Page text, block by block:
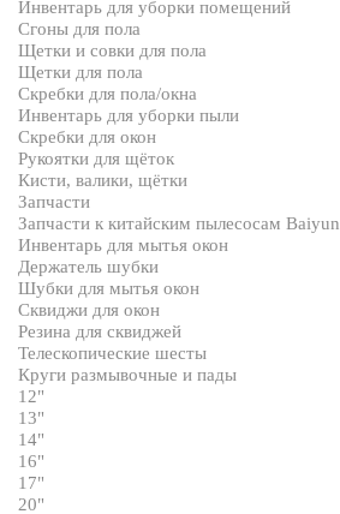
Инвентарь для уборки помещений
Сгоны для пола
Щетки и совки для пола
Щетки для пола
Скребки для пола/окна
Инвентарь для уборки пыли
Скребки для окон
Рукоятки для щёток
Кисти, валики, щётки
Запчасти
Запчасти к китайским пылесосам Baiyun
Инвентарь для мытья окон
Держатель шубки
Шубки для мытья окон
Сквиджи для окон
Резина для сквиджей
Телескопические шесты
Круги размывочные и пады
12"
13"
14"
16"
17"
20"